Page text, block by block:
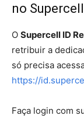
no
O Supercell ID
retribuir a
só precisa
https://
Faça login com